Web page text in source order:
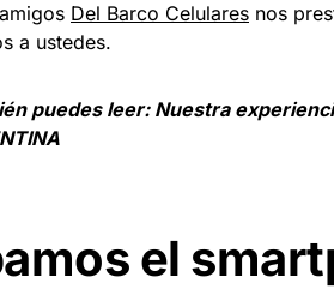
Del Barco Celulares nos
a ustedes.
puedes leer: Nuestra
el